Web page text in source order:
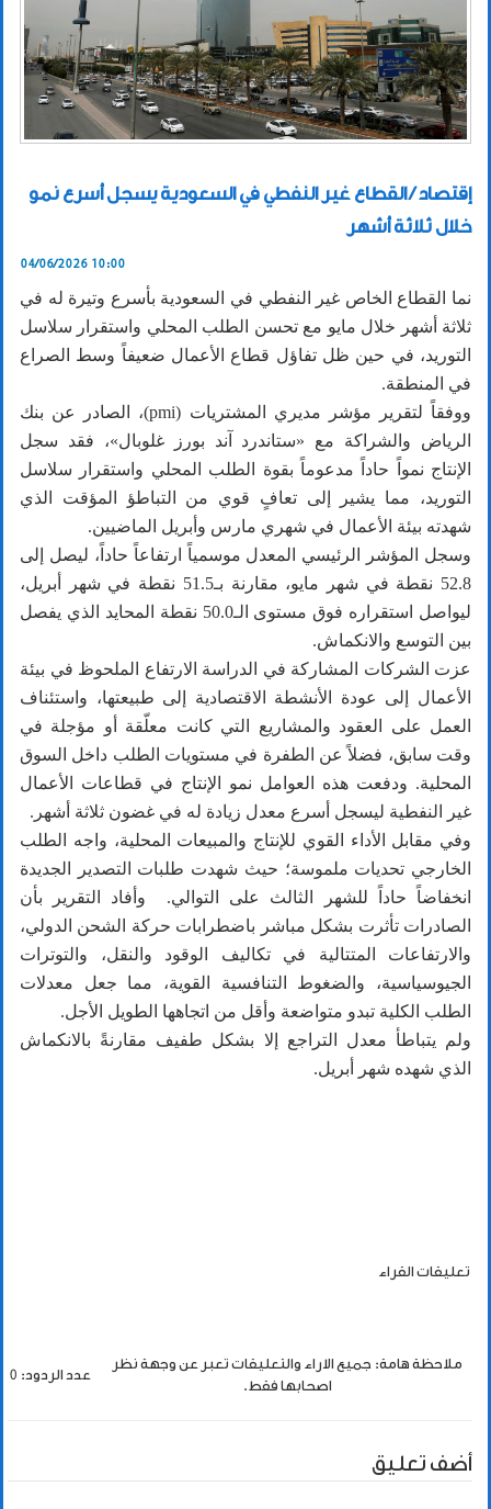
إقتصاد / القطاع غير النفطي في السعودية يسجل أسرع نمو
خلال ثلاثة أشهر
04/06/2026 10:00
نما القطاع الخاص غير النفطي في السعودية بأسرع وتيرة له في
ثلاثة أشهر خلال مايو مع تحسن الطلب المحلي واستقرار سلاسل
التوريد، في حين ظل تفاؤل قطاع الأعمال ضعيفاً وسط الصراع
في المنطقة.
ووفقاً لتقرير مؤشر مديري المشتريات (pmi)، الصادر عن بنك
الرياض والشراكة مع «ستاندرد آند بورز غلوبال»، فقد سجل
الإنتاج نمواً حاداً مدعوماً بقوة الطلب المحلي واستقرار سلاسل
التوريد، مما يشير إلى تعافٍ قوي من التباطؤ المؤقت الذي
شهدته بيئة الأعمال في شهري مارس وأبريل الماضيين.
وسجل المؤشر الرئيسي المعدل موسمياً ارتفاعاً حاداً، ليصل إلى
52.8 نقطة في شهر مايو، مقارنة بـ51.5 نقطة في شهر أبريل،
ليواصل استقراره فوق مستوى الـ50.0 نقطة المحايد الذي يفصل
بين التوسع والانكماش.
عزت الشركات المشاركة في الدراسة الارتفاع الملحوظ في بيئة
الأعمال إلى عودة الأنشطة الاقتصادية إلى طبيعتها، واستئناف
العمل على العقود والمشاريع التي كانت معلّقة أو مؤجلة في
وقت سابق، فضلاً عن الطفرة في مستويات الطلب داخل السوق
المحلية. ودفعت هذه العوامل نمو الإنتاج في قطاعات الأعمال
غير النفطية ليسجل أسرع معدل زيادة له في غضون ثلاثة أشهر.
وفي مقابل الأداء القوي للإنتاج والمبيعات المحلية، واجه الطلب
الخارجي تحديات ملموسة؛ حيث شهدت طلبات التصدير الجديدة
انخفاضاً حاداً للشهر الثالث على التوالي. وأفاد التقرير بأن
الصادرات تأثرت بشكل مباشر باضطرابات حركة الشحن الدولي،
والارتفاعات المتتالية في تكاليف الوقود والنقل، والتوترات
الجيوسياسية، والضغوط التنافسية القوية، مما جعل معدلات
الطلب الكلية تبدو متواضعة وأقل من اتجاهها الطويل الأجل.
ولم يتباطأ معدل التراجع إلا بشكل طفيف مقارنةً بالانكماش
الذي شهده شهر أبريل.
تعليقات القراء
ملاحظة هامة: جميع الاراء والتعليقات تعبر عن وجهة نظر
اصحابها فقط.
عدد الردود: 0
أضف تعليق